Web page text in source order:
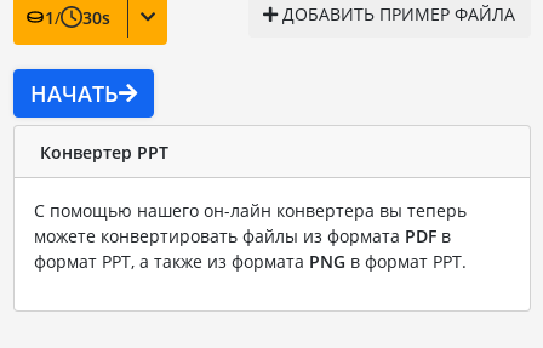
1/ 30s ДОБАВИТЬ ПРИМЕР ФАЙЛА
НАЧАТЬ
Конвертер PPT
С помощью нашего он-лайн конвертера вы теперь
можете конвертировать файлы из формата PDFв
формат PPT, а также из формата PNG в формат PPT.